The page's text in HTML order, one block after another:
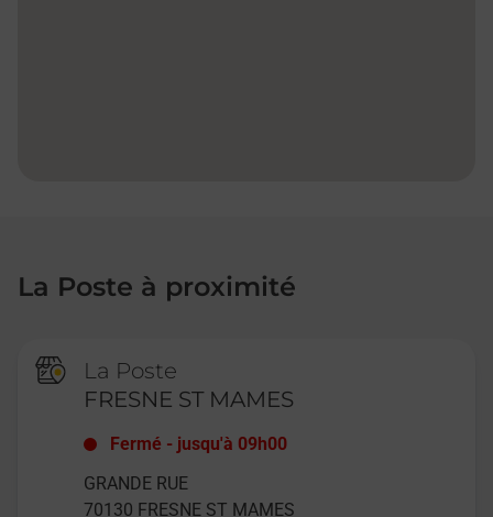
La Poste à proximité
La Poste
FRESNE ST MAMES
Fermé - jusqu'à 09h00
GRANDE RUE
70130 FRESNE ST MAMES